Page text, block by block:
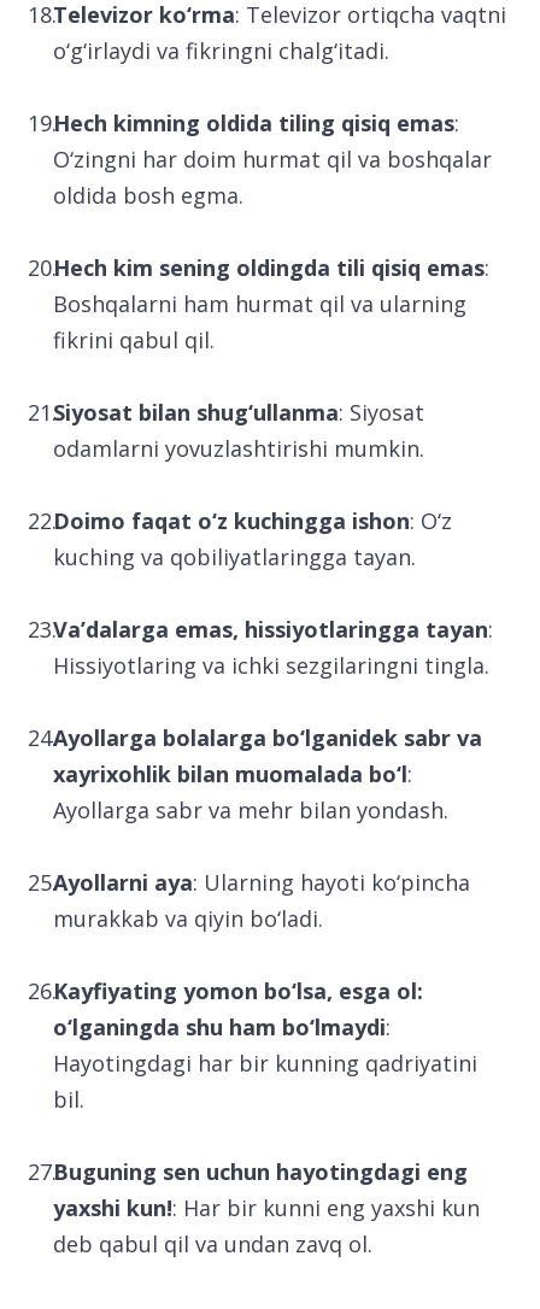
Televizor ko‘rma: Televizor ortiqcha vaqtni
o‘g‘irlaydi va fikringni chalg‘itadi.
Hech kimning oldida tiling qisiq emas:
O‘zingni har doim hurmat qil va boshqalar
oldida bosh egma.
Hech kim sening oldingda tili qisiq emas:
Boshqalarni ham hurmat qil va ularning
fikrini qabul qil.
Siyosat bilan shug‘ullanma: Siyosat
odamlarni yovuzlashtirishi mumkin.
Doimo faqat o‘z kuchingga ishon: O‘z
kuching va qobiliyatlaringga tayan.
Va’dalarga emas, hissiyotlaringga tayan:
Hissiyotlaring va ichki sezgilaringni tingla.
Ayollarga bolalarga bo‘lganidek sabr va
xayrixohlik bilan muomalada bo‘l:
Ayollarga sabr va mehr bilan yondash.
Ayollarni aya: Ularning hayoti ko‘pincha
murakkab va qiyin bo‘ladi.
Kayfiyating yomon bo‘lsa, esga ol:
o‘lganingda shu ham bo‘lmaydi:
Hayotingdagi har bir kunning qadriyatini
bil.
Buguning sen uchun hayotingdagi eng
yaxshi kun!: Har bir kunni eng yaxshi kun
deb qabul qil va undan zavq ol.